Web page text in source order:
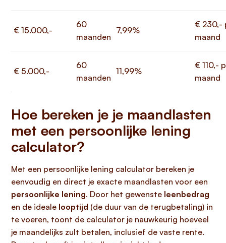
€ 15.000,-
60
maanden
7,99%
€ 230,-
maand
€ 5.000,-
60
maanden
11,99%
€ 110,-
maand
Hoe bereken je je maandlasten
met een persoonlijke lening
calculator?
Met een persoonlijke lening calculator bereken je
eenvoudig en direct je exacte maandlasten voor een
persoonlijke lening. Door het gewenste leenbedrag
en de ideale looptijd (de duur van de terugbetaling) in
te voeren, toont de calculator je nauwkeurig hoeveel
je maandelijks zult betalen, inclusief de vaste rente.